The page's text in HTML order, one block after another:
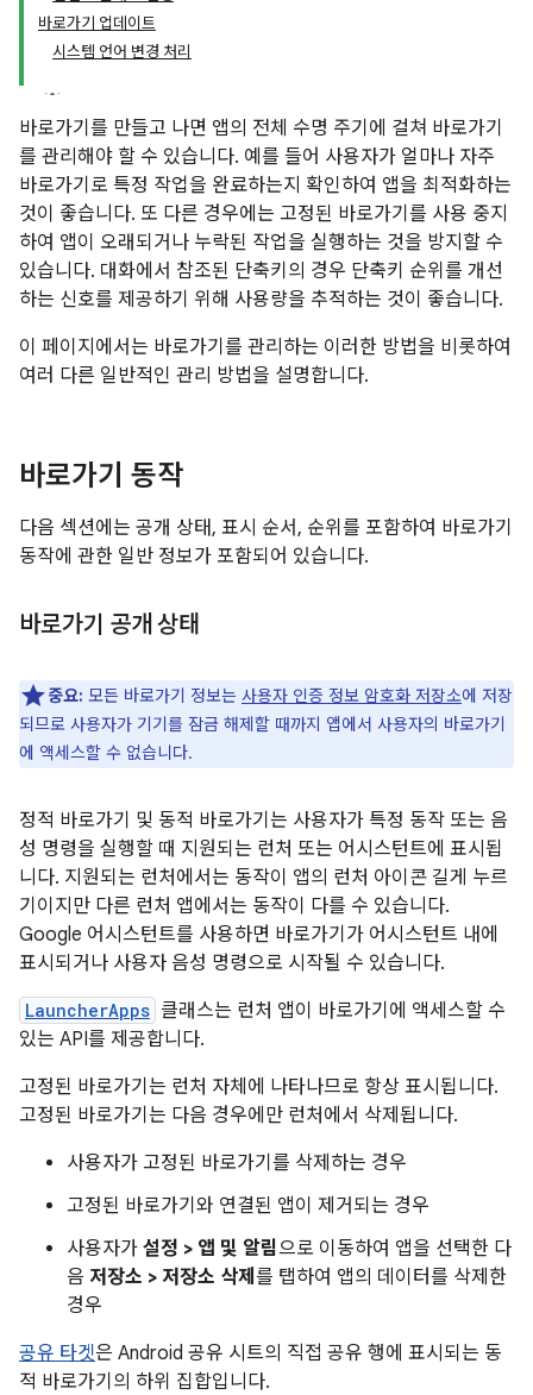
바로가기 업데이트
시스템 언어 변경 처리
바로가기를 만들고 나면 앱의 전체 수명 주기에 걸쳐 바로가기
를 관리해야 할 수 있습니다. 예를 들어 사용자가 얼마나 자주
바로가기로 특정 작업을 완료하는지 확인하여 앱을 최적화하는
것이 좋습니다. 또 다른 경우에는 고정된 바로가기를 사용 중지
하여 앱이 오래되거나 누락된 작업을 실행하는 것을 방지할 수
있습니다. 대화에서 참조된 단축키의 경우 단축키 순위를 개선
하는 신호를 제공하기 위해 사용량을 추적하는 것이 좋습니다.
이 페이지에서는 바로가기를 관리하는 이러한 방법을 비롯하여
여러 다른 일반적인 관리 방법을 설명합니다.
바로가기 동작
다음 섹션에는 공개 상태, 표시 순서, 순위를 포함하여 바로가기
동작에 관한 일반 정보가 포함되어 있습니다.
바로가기 공개 상태
중요: 모든 바로가기 정보는 사용자 인증 정보 암호화 저장소에 저장
되므로 사용자가 기기를 잠금 해제할 때까지 앱에서 사용자의 바로가기
에 액세스할 수 없습니다.
정적 바로가기 및 동적 바로가기는 사용자가 특정 동작 또는 음
성 명령을 실행할 때 지원되는 런처 또는 어시스턴트에 표시됩
니다. 지원되는 런처에서는 동작이 앱의 런처 아이콘 길게 누르
기이지만 다른 런처 앱에서는 동작이 다를 수 있습니다.
Google 어시스턴트를 사용하면 바로가기가 어시스턴트 내에
표시되거나 사용자 음성 명령으로 시작될 수 있습니다.
LauncherApps 클래스는 런처 앱이 바로가기에 액세스할 수
있는 API를 제공합니다.
고정된 바로가기는 런처 자체에 나타나므로 항상 표시됩니다.
고정된 바로가기는 다음 경우에만 런처에서 삭제됩니다.
사용자가 고정된 바로가기를 삭제하는 경우
고정된 바로가기와 연결된 앱이 제거되는 경우
사용자가 설정 > 앱 및 알림으로 이동하여 앱을 선택한 다
음 저장소 > 저장소 삭제 를 탭하여 앱의 데이터를 삭제한
경우
공유 타겟은 Android 공유 시트의 직접 공유 행에 표시되는 동
적 바로가기의 하위 집합입니다.